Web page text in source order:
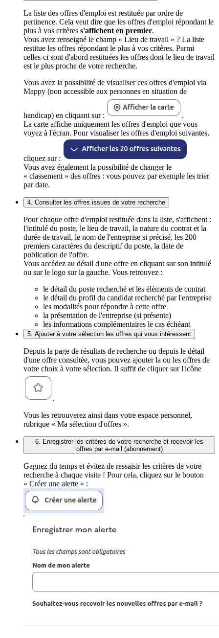
La liste des offres d'emploi est restituée par ordre de
pertinence. Cela veut dire que les offres d'emploi répondant le
plus à vos critères s'affichent en premier.
Vous avez renseigné le champ « Lieu de travail » ? La liste
restitue les offres répondant le plus à vos critères. Parmi
celles-ci sont d'abord restituées les offres dont le lieu de travail
est le plus proche de votre recherche.
Vous avez la possibilité de visualiser ces offres d'emploi via
Mappy (non accessible aux personnes en situation de
handicap) en cliquant sur :
.
La carte affiche uniquement les offres d'emploi que vous
voyez à l'écran. Pour visualiser les offres d'emploi suivantes,
cliquez sur :
Vous avez également la possibilité de changer le
« classement » des offres : vous pouvez par exemple les trier
par date.
4. Consulter les offres issues de votre recherche
Pour chaque offre d'emploi restituée dans la liste, s'affichent :
l'intitulé du poste, le lieu de travail, la nature du contrat et la
durée de travail, le nom de l'entreprise si précisé, les 200
premiers caractères du descriptif du poste, la date de
publication de l'offre.
Vous accédez au détail d'une offre en cliquant sur son intitulé
ou sur le logo sur la gauche. Vous retrouvez :
le détail du poste recherché et les éléments de contrat
le détail du profil du candidat recherché par l'entreprise
les modalités pour répondre à cette offre
la présentation de l'entreprise (si présente)
les informations complémentaires le cas échéant
5. Ajouter à votre sélection les offres qui vous intéressent
Depuis la page de résultats de recherche ou depuis le détail
d'une offre consultée, vous pouvez ajouter la ou les offres de
votre choix à votre sélection. Il suffit de cliquer sur l'icône
.
Vous les retrouverez ainsi dans votre espace personnel,
rubrique « Ma sélection d'offres ».
6. Enregistrer les critères de votre recherche et recevoir les
offres par e-mail (abonnement)
Gagnez du temps et évitez de ressaisir les critères de votre
recherche à chaque visite ! Pour cela, cliquez sur le bouton
« Créer une alerte » :